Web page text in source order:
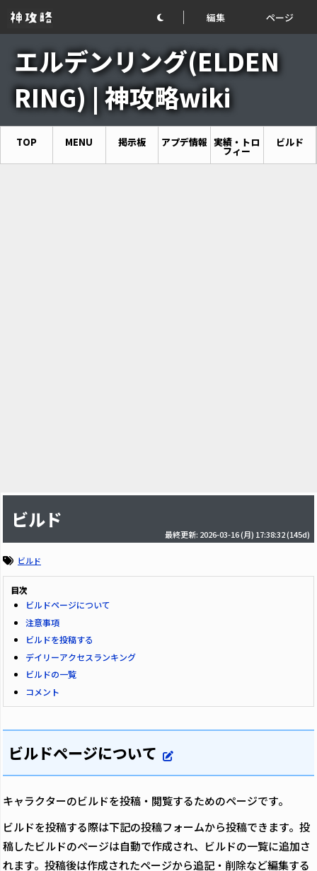
編集 ページ
エルデンリング(ELDEN
RING) | 神攻略wiki
TOP MENU 掲示板 アプデ情報 実績・トロ
フィー
ビルド
ビルド
最終更新: 2026-03-16 (月) 17:38:32(145d)
ビルド
目次
ビルドページについて
注意事項
ビルドを投稿する
デイリーアクセスランキング
ビルドの一覧
コメント
ビルドページについて
キャラクターのビルドを投稿・閲覧するためのページです。
ビルドを投稿する際は下記の投稿フォームから投稿できます。投
稿したビルドのページは自動で作成され、ビルドの一覧に追加さ
れます。投稿後は作成されたページから追記・削除など編集する